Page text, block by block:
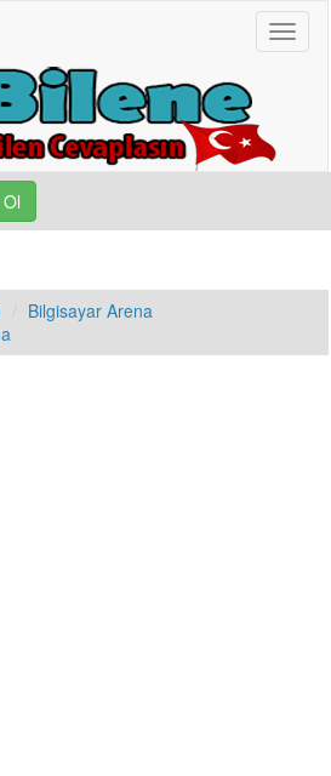
Ol
Bilgisayar Arena